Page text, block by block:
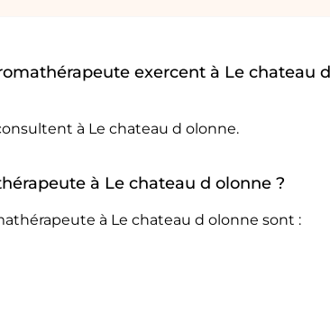
exercent à Le chateau d
à Le chateau d olonne.
à Le chateau d olonne ?
à Le chateau d olonne sont :